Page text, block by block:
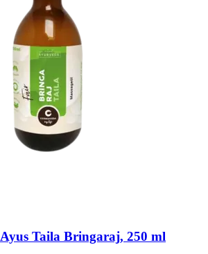
Ayus Taila Bringaraj, 250 ml